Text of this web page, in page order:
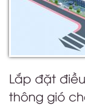
Lắp đặt
thông gió